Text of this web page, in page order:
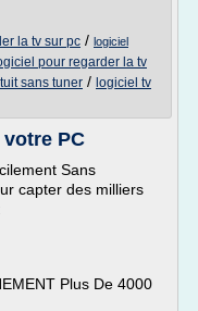
la tv sur pc / logiciel
pour regarder la tv
sans tuner / logiciel tv
PC
Sans
capter des milliers
Plus De 4000